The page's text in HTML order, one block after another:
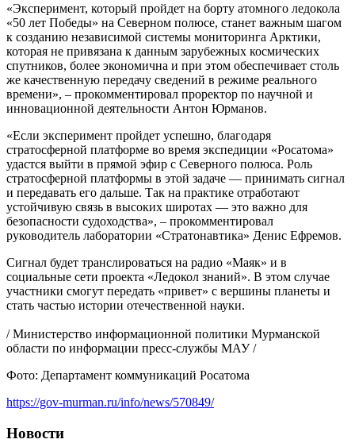
«Эксперимент, который пройдет на борту атомного ледокола
«50 лет Победы» на Северном полюсе, станет важным шагом
к созданию независимой системы мониторинга Арктики,
которая не привязана к данным зарубежных космических
спутников, более экономична и при этом обеспечивает столь
же качественную передачу сведений в режиме реального
времени», – прокомментировал проректор по научной и
инновационной деятельности Антон Юрманов.
«Если эксперимент пройдет успешно, благодаря
стратосферной платформе во время экспедиции «Росатома»
удастся выйти в прямой эфир с Северного полюса. Роль
стратосферной платформы в этой задаче — принимать сигнал
и передавать его дальше. Так на практике отработают
устойчивую связь в высоких широтах — это важно для
безопасности судоходства», – прокомментировал
руководитель лаборатории «Стратонавтика» Денис Ефремов.
Сигнал будет транслироваться на радио «Маяк» и в
социальные сети проекта «Ледокол знаний». В этом случае
участники смогут передать «привет» с вершины планеты и
стать частью истории отечественной науки.
/ Министерство информационной политики Мурманской
области по информации пресс-службы МАУ /
Фото: Департамент коммуникаций Росатома
https://gov-murman.ru/info/news/570849/
Новости